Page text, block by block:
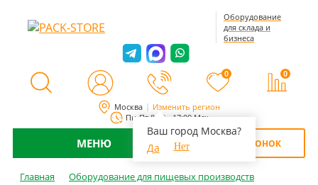
Москва Изменить регион
Ваш город Москва?
Да
Нет
Пн-Пт 8:00 - 17:00 Мск
Оборудование
для склада и
бизнеса
0 0
МЕНЮ ОБРАТНЫЙ ЗВОНОК
Главная
Оборудование для пищевых производств